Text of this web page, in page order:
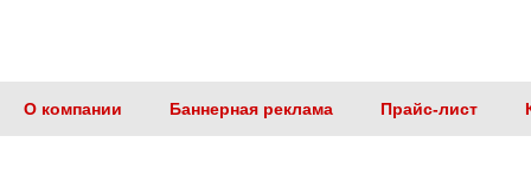
О компании Баннерная реклама Прайс-лист